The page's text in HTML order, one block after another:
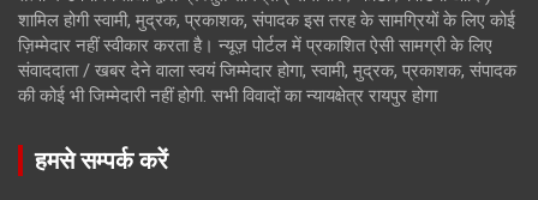
शामिल होगी स्वामी, मुद्रक, प्रकाशक, संपादक इस तरह के सामग्रियों के लिए कोई
ज़िम्मेदार नहीं स्वीकार करता है। न्यूज़ पोर्टल में प्रकाशित ऐसी सामग्री के लिए
संवाददाता / खबर देने वाला स्वयं जिम्मेदार होगा, स्वामी, मुद्रक, प्रकाशक, संपादक
की कोई भी जिम्मेदारी नहीं होगी. सभी विवादों का न्यायक्षेत्र रायपुर होगा
हमसे सम्पर्क करें